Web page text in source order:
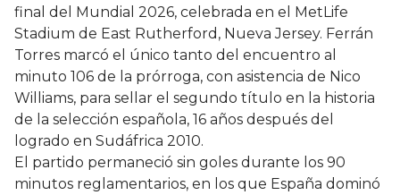
final del Mundial 2026, celebrada en el MetLife
Stadium de East Rutherford, Nueva Jersey. Ferrán
Torres marcó el único tanto del encuentro al
minuto 106 de la prórroga, con asistencia de Nico
Williams, para sellar el segundo título en la historia
de la selección española, 16 años después del
logrado en Sudáfrica 2010.
El partido permaneció sin goles durante los 90
minutos reglamentarios, en los que España dominó